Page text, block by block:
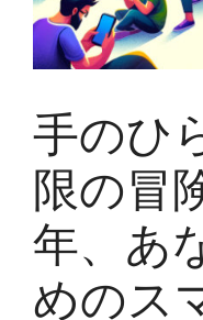
手のひ
限の冒
年、あ
めのス